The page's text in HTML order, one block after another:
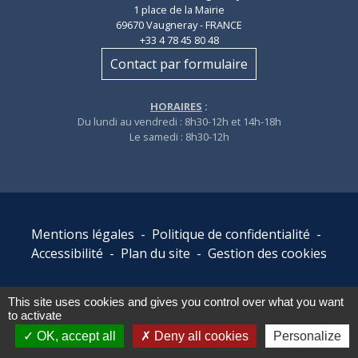
1 place de la Mairie
69670 Vaugneray - FRANCE
+33 4 78 45 80 48
Contact par formulaire
HORAIRES :
Du lundi au vendredi : 8h30-12h et 14h-18h
Le samedi : 8h30-12h
Mentions légales - Politique de confidentialité -
Accessibilité - Plan du site - Gestion des cookies
Site créé en partenariat avec Réseau des Communes
This site uses cookies and gives you control over what you want
to activate
OK, accept all
Deny all cookies Personalize